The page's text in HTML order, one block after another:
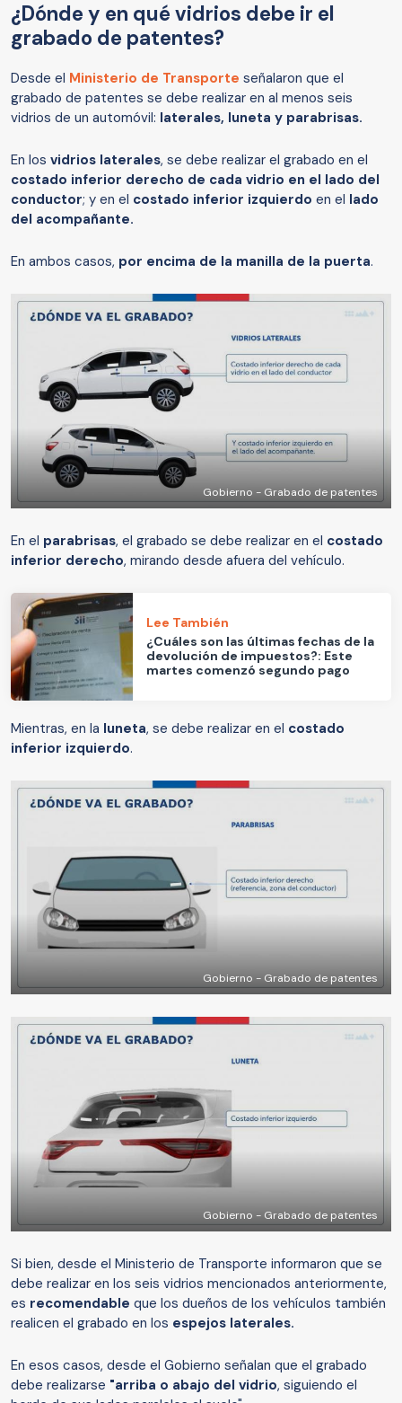
¿Dónde y en qué vidrios debe ir el
grabado de patentes?
Desde el Ministerio de Transporte señalaron que el
grabado de patentes se debe realizar en al menos seis
vidrios de un automóvil: laterales, luneta y parabrisas.
En los vidrios laterales, se debe realizar el grabado en el
costado inferior derecho de cada vidrio en el lado del
conductor; y en el costado inferior izquierdo en el lado
del acompañante.
En ambos casos, por encima de la manilla de la puerta.
Gobierno - Grabado de patentes
En el parabrisas, el grabado se debe realizar en el costado
inferior derecho, mirando desde afuera del vehículo.
Lee También
¿Cuáles son las últimas fechas de la
devolución de impuestos?: Este
martes comenzó segundo pago
Mientras, en la luneta, se debe realizar en el costado
inferior izquierdo.
Gobierno - Grabado de patentes
Gobierno - Grabado de patentes
Si bien, desde el Ministerio de Transporte informaron que se
debe realizar en los seis vidrios mencionados anteriormente,
es recomendable que los dueños de los vehículos también
realicen el grabado en los espejos laterales.
En esos casos, desde el Gobierno señalan que el grabado
debe realizarse "arriba o abajo del vidrio, siguiendo el